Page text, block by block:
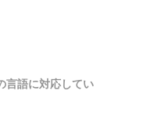
言語に対応してい